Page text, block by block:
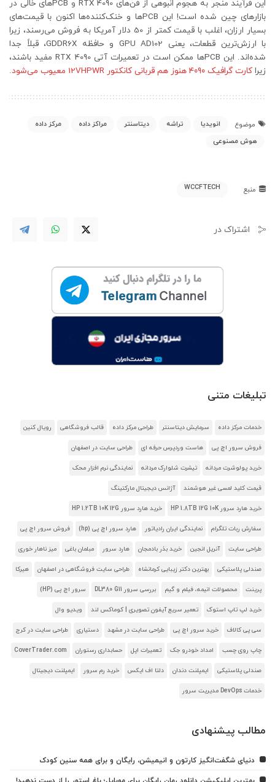
این فرآیند منجر به هجوم انبوهی از فن‌های RTX 4090 و PCBهای خالی در
بازارهای چین شده است! این PCBها و خنک‌کننده‌ها اکنون با قیمت‌های
بسیار ارزان، اغلب با قیمت کمتر از 50 دلار آمریکا به فروش می‌رسند، زیرا
با ارزش‌ترین قطعات، یعنی GPU AD102 و حافظه GDDR6X، قبلاً جدا
شده‌اند. این PCBها ممکن است در تعمیرات آتی RTX 4090 مفید باشند،
زیرا کارت گرافیک ۴۰۹۰ هنوز هم قربانی کانکتور 12VHPWR معیوب می‌شود .
موضوع انویدیا تراشه دیتاسنتر مراکز داده
مرکز داده
هوش مصنوعی
منبع WCCFTECH
اشتراک در
تبلیغات متنی
خدمات مرکز داده سرمایش دیتاسنتر طراحی مرکز داده قالب فروشگاهی رویال کنین
فروش سرور اچ پی هاست وردپرس حرفه ای طراحی سایت در اصفهان
خرید پولوشرت مردانه تیشرت شلوارک مردانه نمایندگی نرم افزار محک
قیمت کلید لمسی غیر هوشمند آژانس دیجیتال مارکتینگ
خرید هارد سرور HP 1.8TB 12G 10K خرید هارد سرور HP 1.2TB 10K 12G
سفارش ربات تلگرام نمایندگی ایران رادیاتور هارد سرور اچ پی (hp) فروش سرور اچ پی
طراحی سایت آنریل انجین خرید بذر بادمجان هارد سرور مبلمان باغی میز ناهار خوری
صندلی پلاستیکی بهترین دکتر زیبایی کرمانشاه طراحی سایت فروشگاهی در اصفهان هیرکا
پرینت محصولات انیمه، فیلم و گیم بررسی سرور DL380 G11 سرور اچ پی (HP)
خرید لپ تاپ استوک تعمیر سریع آیفون تصویری | کوماکس لند ویدیو وال
سی پی کالاف خرید سرور اچ پی طراحی سایت در مشهد دستیاری طراحی سایت در کرج
چاپ روی چسب امداد خودرو جک تعمیرات اپل حسابداری رستوران CoverTrader.com
صندلی پلاستیکی ایمپلنت دندان دلتا اف ایکس خرید رم سرور ایمپلنت دیجیتال
خدمات DevOps مدیریت سرور
مطالب پیشنهادی
دنیای شگفت‌انگیز کارتون و انیمیشن، رایگان و برای همه سنین کودک